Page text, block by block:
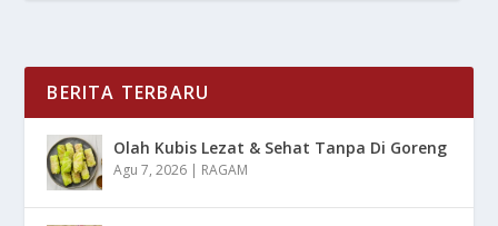
BERITA TERBARU
Olah Kubis Lezat & Sehat Tanpa Di Goreng
Agu 7, 2026 | RAGAM